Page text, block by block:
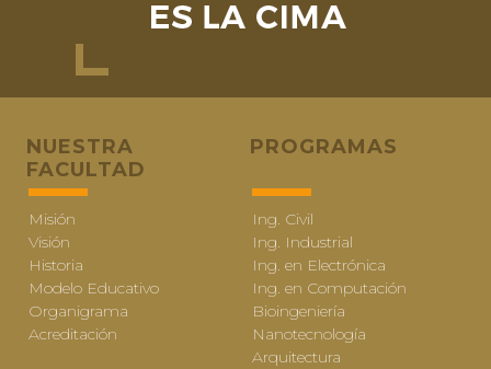
NUESTRA
FACULTAD
Misión
Visión
Historia
Modelo Educativo
Organigrama
Acreditación
PROGRAMAS
Ing. Civil
Ing. Industrial
Ing. en Electrónica
Ing. en Computación
Bioingeniería
Nanotecnología
Arquitectura